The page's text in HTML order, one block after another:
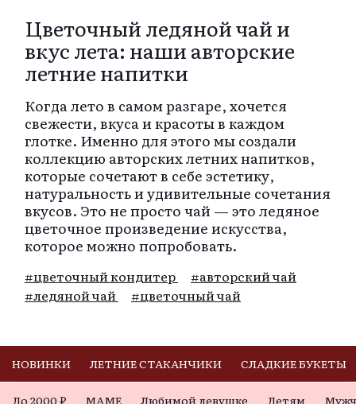
Цветочный ледяной чай и
вкус лета: наши авторские
летние напитки
Когда лето в самом разгаре, хочется
свежести, вкуса и красоты в каждом
глотке. Именно для этого мы создали
коллекцию авторских летних напитков,
которые сочетают в себе эстетику,
натуральность и удивительные сочетания
вкусов. Это не просто чай — это ледяное
цветочное произведение искусства,
которое можно попробовать.
#цветочный кондитер
#авторский чай
#ледяной чай
#цветочный чай
НОВИНКИ ЛЕТНИЕ СТАКАНЧИКИ СЛАДКИЕ БУКЕТЫ
До 2000 ₽ МАМЕ Любимой девушке Детям